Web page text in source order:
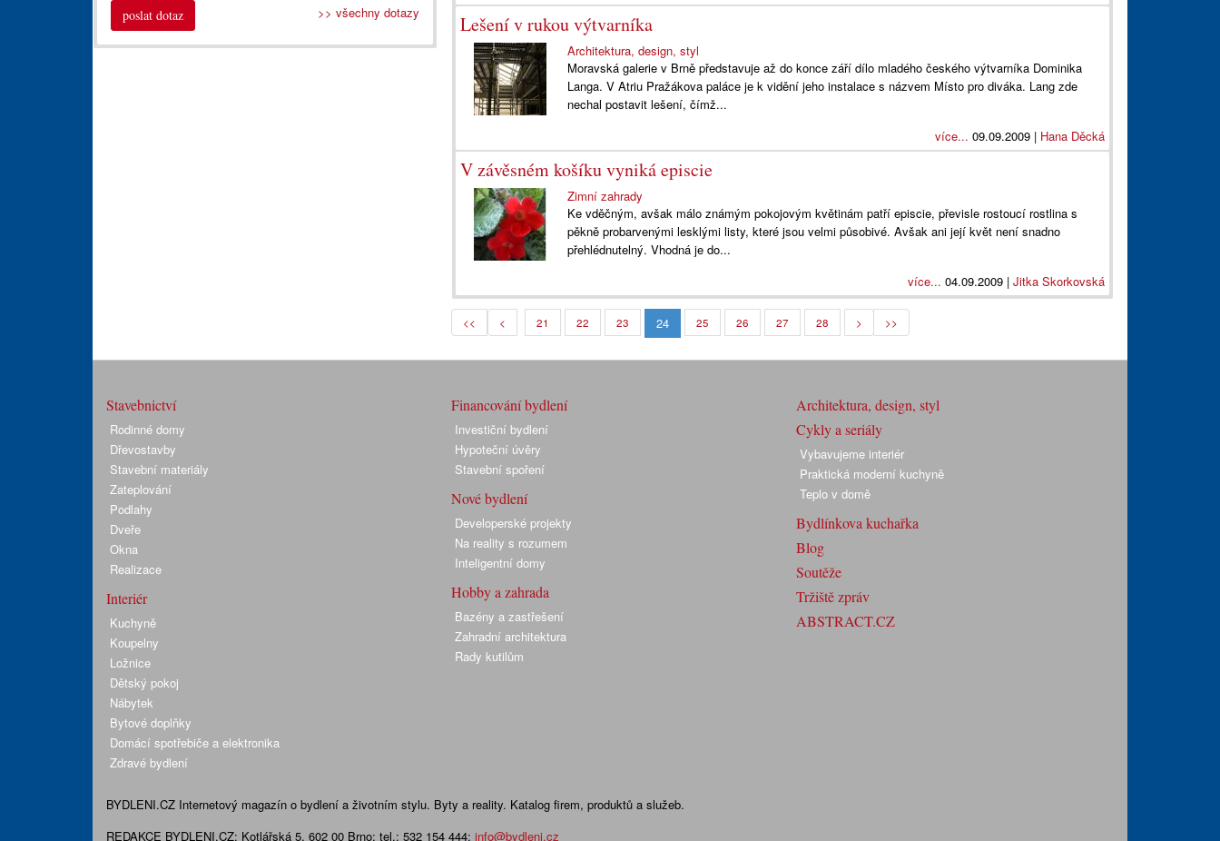
Lešení v rukou výtvarníka
Architektura, design, styl
Moravská galerie v Brně představuje až do konce září dílo mladého českého výtvarníka Dominika
Langa. V Atriu Pražákova paláce je k vidění jeho instalace s názvem Místo pro diváka. Lang zde
nechal postavit lešení, čímž...
více... 09.09.2009 | Hana Děcká
V závěsném košíku vyniká episcie
Zimní zahrady
Ke vděčným, avšak málo známým pokojovým květinám patří episcie, převisle rostoucí rostlina s
pěkně probarvenými lesklými listy, které jsou velmi působivé. Avšak ani její květ není snadno
přehlédnutelný. Vhodná je do...
více... 04.09.2009 | Jitka Skorkovská
<< < 21 22 23 24 25 26 27 28 > >>
poslat dotaz >> všechny dotazy
Stavebnictví
Rodinné domy
Dřevostavby
Stavební materiály
Zateplování
Podlahy
Dveře
Okna
Realizace
Interiér
Kuchyně
Koupelny
Ložnice
Dětský pokoj
Nábytek
Bytové doplňky
Domácí spotřebiče a elektronika
Zdravé bydlení
Financování bydlení
Investiční bydlení
Hypoteční úvěry
Stavební spoření
Nové bydlení
Developerské projekty
Na reality s rozumem
Inteligentní domy
Hobby a zahrada
Bazény a zastřešení
Zahradní architektura
Rady kutilům
Architektura, design, styl
Cykly a seriály
Vybavujeme interiér
Praktická moderní kuchyně
Teplo v domě
Bydlínkova kuchařka
Blog
Soutěže
Tržiště zpráv
ABSTRACT.CZ
BYDLENI.CZ Internetový magazín o bydlení a životním stylu. Byty a reality. Katalog firem, produktů a služeb.
REDAKCE BYDLENI.CZ: Kotlářská 5, 602 00 Brno; tel.: 532 154 444; info@bydleni.cz